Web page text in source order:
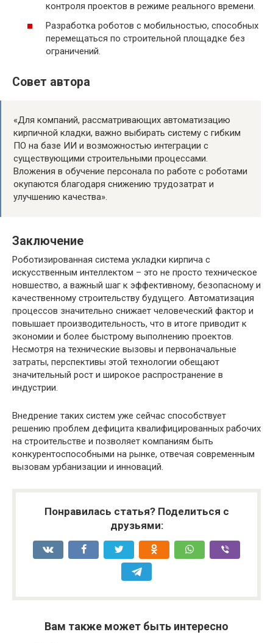
контроля проектов в режиме реального времени.
Разработка роботов с мобильностью, способных
перемещаться по строительной площадке без
ограничений.
Совет автора
«Для компаний, рассматривающих автоматизацию
кирпичной кладки, важно выбирать систему с гибким
ПО на базе ИИ и возможностью интеграции с
существующими строительными процессами.
Вложения в обучение персонала по работе с роботами
окупаются благодаря снижению трудозатрат и
улучшению качества».
Заключение
Роботизированная система укладки кирпича с
искусственным интеллектом – это не просто техническое
новшество, а важный шаг к эффективному, безопасному и
качественному строительству будущего. Автоматизация
процессов значительно снижает человеческий фактор и
повышает производительность, что в итоге приводит к
экономии и более быстрому выполнению проектов.
Несмотря на технические вызовы и первоначальные
затраты, перспективы этой технологии обещают
значительный рост и широкое распространение в
индустрии.
Внедрение таких систем уже сейчас способствует
решению проблем дефицита квалифицированных рабочих
на строительстве и позволяет компаниям быть
конкурентоспособными на рынке, отвечая современным
вызовам урбанизации и инноваций.
Понравилась статья? Поделиться с
друзьями:
Вам также может быть интересно